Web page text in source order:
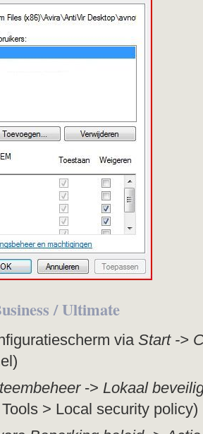
/ Ultimate
via Start ->
-> Lokaal
> Local security policy)